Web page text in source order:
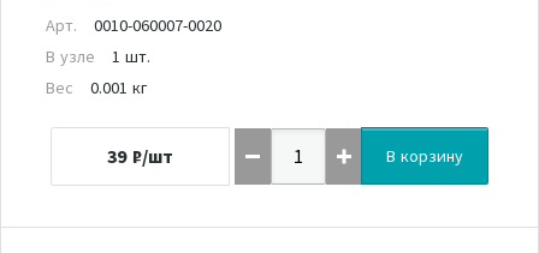
Арт.
0010-060007-0020
В узле
1 шт.
Вес
0.001 кг
39 ₽/шт В корзину